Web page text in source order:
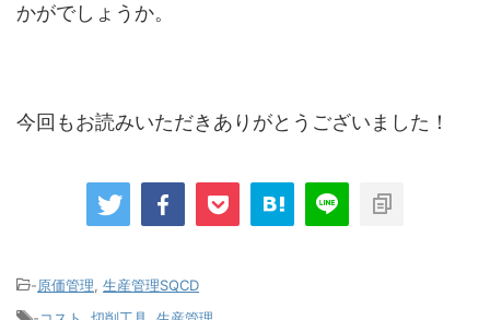
かがでしょうか。
今回もお読みいただきありがとうございました！
-原価管理 生産管理SQCD